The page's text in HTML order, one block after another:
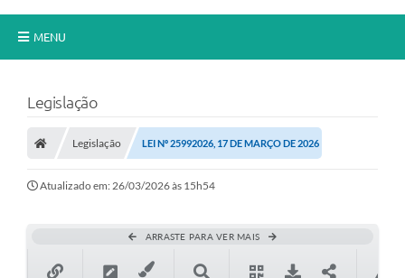
MENU
A Cidade
A Prefeitura
Notícias
Legislação
Legislação LEI Nº 25992026, 17 DE MARÇO DE 2026
Atualizado em: 26/03/2026 às 15h54
ARRASTE PARA VER MAIS